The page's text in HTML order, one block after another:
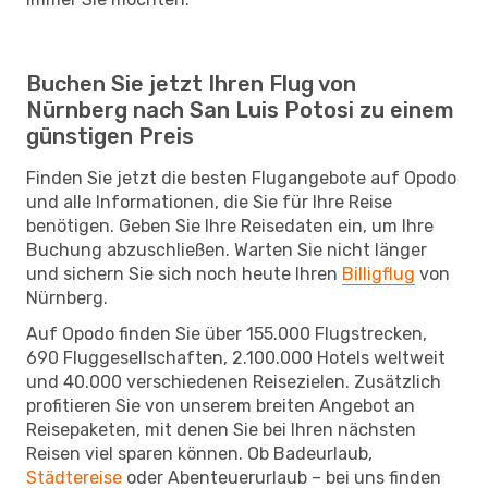
Buchen Sie jetzt Ihren Flug von
Nürnberg nach San Luis Potosi zu einem
günstigen Preis
Finden Sie jetzt die besten Flugangebote auf Opodo
und alle Informationen, die Sie für Ihre Reise
benötigen. Geben Sie Ihre Reisedaten ein, um Ihre
Buchung abzuschließen. Warten Sie nicht länger
und sichern Sie sich noch heute Ihren Billigflug von
Nürnberg.
Auf Opodo finden Sie über 155.000 Flugstrecken,
690 Fluggesellschaften, 2.100.000 Hotels weltweit
und 40.000 verschiedenen Reisezielen. Zusätzlich
profitieren Sie von unserem breiten Angebot an
Reisepaketen, mit denen Sie bei Ihren nächsten
Reisen viel sparen können. Ob Badeurlaub,
Städtereise oder Abenteuerurlaub – bei uns finden